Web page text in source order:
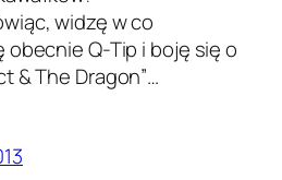
widzę w co
obecnie Q-Tip i boję się o
& The Dragon”…